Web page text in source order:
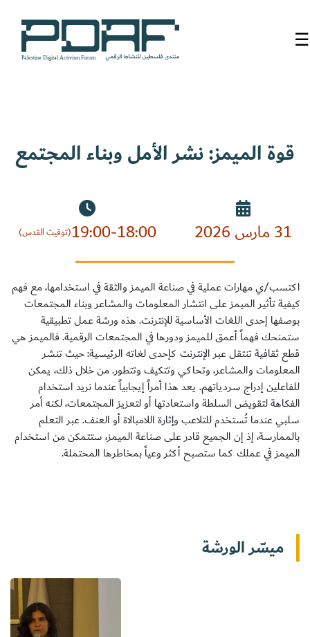
مدربون
ومتحدثون
سنوات
سابقة
سجل الآن
EN
☰
قوة الميمز: نشر الأمل وبناء المجتمع
31 مارس 2026 19:00-18:00(توقيت القدس)
اكتسب/ي مهارات عملية في صناعة الميمز والثقة في استخدامها، مع فهم
كيفية تأثير الميمز على انتشار المعلومات والمشاعر وبناء المجتمعات
بوصفها إحدى اللغات الأساسية للإنترنت. هذه ورشة عمل تطبيقية
ستمنحك فهماً أعمق للميمز ودورها في المجتمعات الرقمية. فالميمز هي
قطع ثقافية تنتقل عبر الإنترنت كإحدى لغاته الرئيسية: حيث تنشر
المعلومات والمشاعر، وتحاكي وتتكيف وتتطور. من خلال ذلك، يمكن
للفاعلين إدراج سردياتهم. يعد هذا أمراً إيجابياً عندما نريد استخدام
الفكاهة لتقويض السلطة واستعادتها أو لتعزيز المجتمعات، لكنه أمر
سلبي عندما تُستخدم للتلاعب وإثارة اللامبالاة أو العنف. عبر التعلم
بالممارسة، إذ إن الجميع قادر على صناعة الميمز، ستتمكن من استخدام
الميمز في عملك كما ستصبح أكثر وعياً بمخاطرها المحتملة.
ميسّر الورشة